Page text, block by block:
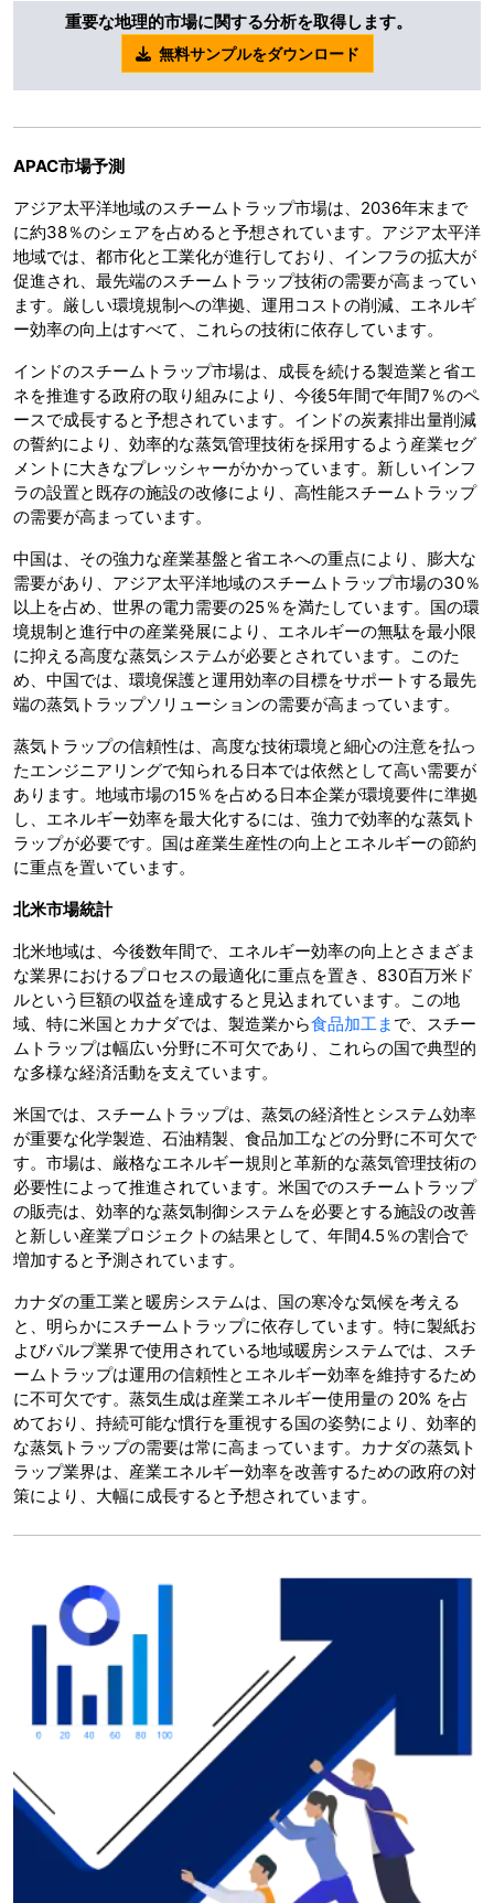
重要な地理的市場に関する分析を取得します。
無料サンプルをダウンロード
APAC市場予測
アジア太平洋地域のスチームトラップ市場は、2036年末まで
に約38％のシェアを占めると予想されています。アジア太平洋
地域では、都市化と工業化が進行しており、インフラの拡大が
促進され、最先端のスチームトラップ技術の需要が高まってい
ます。厳しい環境規制への準拠、運用コストの削減、エネルギ
ー効率の向上はすべて、これらの技術に依存しています。
インドのスチームトラップ市場は、成長を続ける製造業と省エ
ネを推進する政府の取り組みにより、今後5年間で年間7％のペ
ースで成長すると予想されています。インドの炭素排出量削減
の誓約により、効率的な蒸気管理技術を採用するよう産業セグ
メントに大きなプレッシャーがかかっています。新しいインフ
ラの設置と既存の施設の改修により、高性能スチームトラップ
の需要が高まっています。
中国は、その強力な産業基盤と省エネへの重点により、膨大な
需要があり、アジア太平洋地域のスチームトラップ市場の30％
以上を占め、世界の電力需要の25％を満たしています。国の環
境規制と進行中の産業発展により、エネルギーの無駄を最小限
に抑える高度な蒸気システムが必要とされています。このた
め、中国では、環境保護と運用効率の目標をサポートする最先
端の蒸気トラップソリューションの需要が高まっています。
蒸気トラップの信頼性は、高度な技術環境と細心の注意を払っ
たエンジニアリングで知られる日本では依然として高い需要が
あります。地域市場の15％を占める日本企業が環境要件に準拠
し、エネルギー効率を最大化するには、強力で効率的な蒸気ト
ラップが必要です。国は産業生産性の向上とエネルギーの節約
に重点を置いています。
北米市場統計
北米地域は、今後数年間で、エネルギー効率の向上とさまざま
な業界におけるプロセスの最適化に重点を置き、830百万米ド
ルという巨額の収益を達成すると見込まれています。この地
域、特に米国とカナダでは、製造業から食品加工ま で、スチー
ムトラップは幅広い分野に不可欠であり、これらの国で典型的
な多様な経済活動を支えています。
米国では、スチームトラップは、蒸気の経済性とシステム効率
が重要な化学製造、石油精製、食品加工などの分野に不可欠で
す。市場は、厳格なエネルギー規則と革新的な蒸気管理技術の
必要性によって推進されています。米国でのスチームトラップ
の販売は、効率的な蒸気制御システムを必要とする施設の改善
と新しい産業プロジェクトの結果として、年間4.5％の割合で
増加すると予測されています。
カナダの重工業と暖房システムは、国の寒冷な気候を考える
と、明らかにスチームトラップに依存しています。特に製紙お
よびパルプ業界で使用されている地域暖房システムでは、スチ
ームトラップは運用の信頼性とエネルギー効率を維持するため
に不可欠です。蒸気生成は産業エネルギー使用量の 20% を占
めており、持続可能な慣行を重視する国の姿勢により、効率的
な蒸気トラップの需要は常に高まっています。カナダの蒸気ト
ラップ業界は、産業エネルギー効率を改善するための政府の対
策により、大幅に成長すると予想されています。